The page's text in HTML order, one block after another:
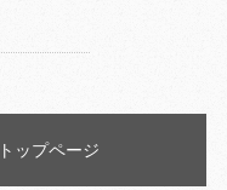
トップページ